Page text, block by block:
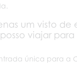
um visto de
viajar
única para a